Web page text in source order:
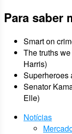
Para saber
Smart on
The truths
Harris)
Superheroes
Senator
Elle)
Notícias